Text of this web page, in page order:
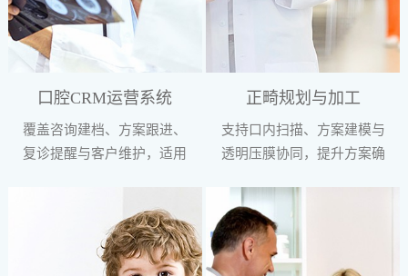
口腔CRM运营系统
覆盖咨询建档、方案跟进、
复诊提醒与客户维护，适用
正畸规划与加工
支持口内扫描、方案建模与
透明压膜协同，提升方案确